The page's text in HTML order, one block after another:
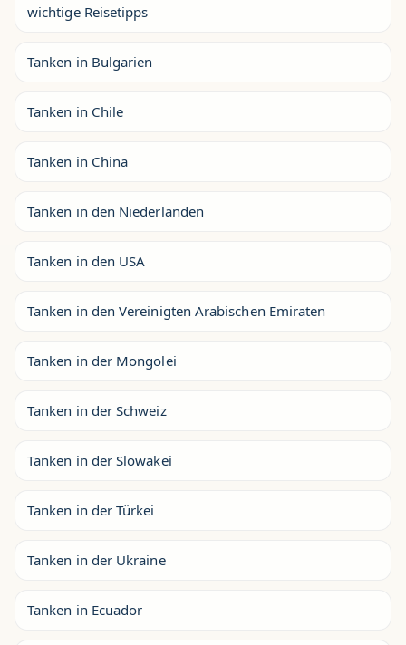
wichtige Reisetipps
Tanken in Bulgarien
Tanken in Chile
Tanken in China
Tanken in den Niederlanden
Tanken in den USA
Tanken in den Vereinigten Arabischen Emiraten
Tanken in der Mongolei
Tanken in der Schweiz
Tanken in der Slowakei
Tanken in der Türkei
Tanken in der Ukraine
Tanken in Ecuador